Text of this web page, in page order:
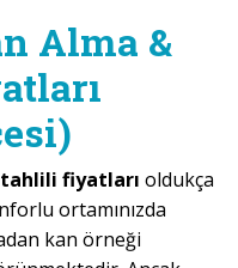
Alma &
fiyatları oldukça
ortamınızda
kan örneği